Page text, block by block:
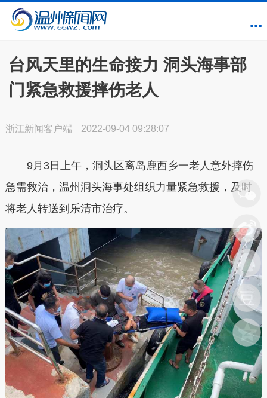
台风天里的生命接力 洞头海事部
门紧急救援摔伤老人
浙江新闻客户端 2022-09-04 09:28:07
9月3日上午，洞头区离岛鹿西乡一老人意外摔伤
急需救治，温州洞头海事处组织力量紧急救援，及时
将老人转送到乐清市治疗。